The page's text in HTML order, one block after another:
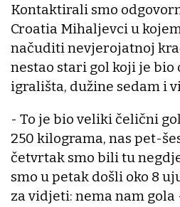
Kontaktirali smo
Croatia Mihaljevci u
načuditi nevjerojatnoj
nestao stari gol koji je bio
igrališta, dužine sedam i
- To je bio veliki čelični
250 kilograma, nas pet-
četvrtak smo bili tu
smo u petak došli oko 8
za vidjeti: nema nam